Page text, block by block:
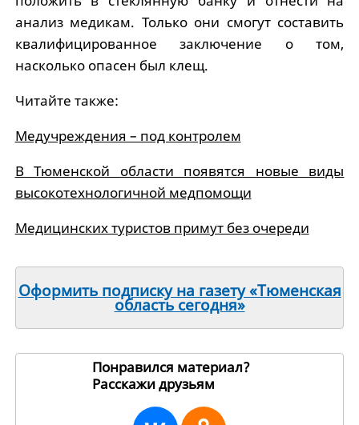
анализ медикам. Только они смогут составить
квалифицированное заключение о том,
насколько опасен был клещ.
Читайте также:
Медучреждения – под контролем
В Тюменской области появятся новые виды
высокотехнологичной медпомощи
Медицинских туристов примут без очереди
Оформить подписку на газету «Тюменская
область сегодня»
Понравился материал?
Расскажи друзьям